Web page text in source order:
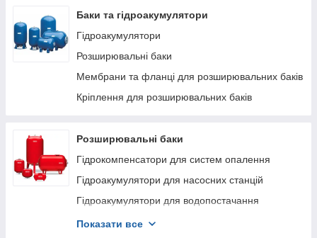
Баки та гідроакумулятори
Гідроакумулятори
Розширювальні баки
Мембрани та фланці для розширювальних баків
Кріплення для розширювальних баків
Розширювальні баки
Гідрокомпенсатори для систем опалення
Гідроакумулятори для насосних станцій
Гідроакумулятори для водопостачання
Розширювальні баки для котлів
Показати все